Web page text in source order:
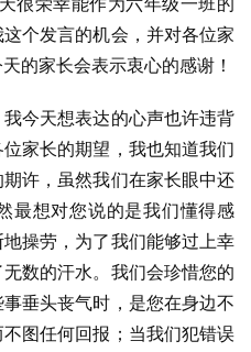
个发言的机会，并对各位家
的家长会表示衷心的感谢！
今天想表达的心声也许违背
家长的期望，我也知道我们
许，虽然我们在家长眼中还
最想对您说的是我们懂得感
操劳，为了我们能够过上幸
数的汗水。我们会珍惜您的
垂头丧气时，是您在身边不
图任何回报；当我们犯错误